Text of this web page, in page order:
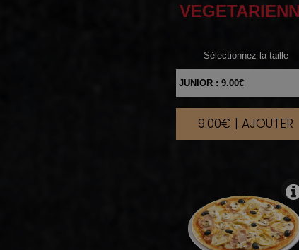
Sélectionnez la taille
|
9.00€ | AJOUTER